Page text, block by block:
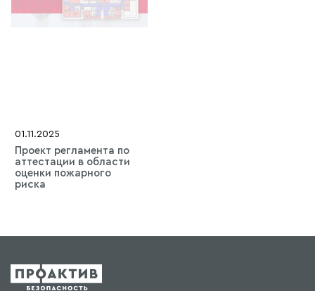
01.11.2025
Проект регламента по
аттестации в области
оценки пожарного
риска